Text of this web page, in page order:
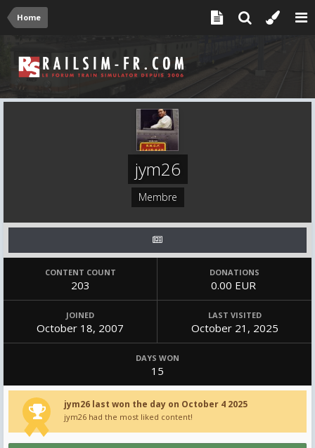
Home
jym26
Membre
CONTENT COUNT
203
DONATIONS
0.00 EUR
JOINED
October 18, 2007
LAST VISITED
October 21, 2025
DAYS WON
15
jym26 last won the day on October 4 2025
jym26 had the most liked content!